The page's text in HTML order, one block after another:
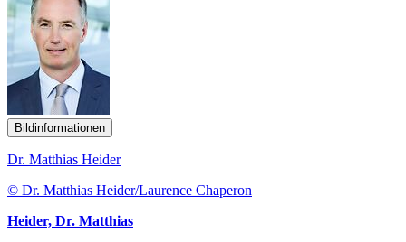
Bildinformationen
Dr. Matthias Heider
© Dr. Matthias Heider/Laurence Chaperon
Heider, Dr. Matthias